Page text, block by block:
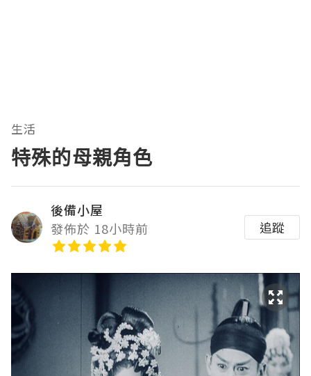
生活
特殊的母親角色
後備小屋
發佈於 18小時前
追蹤